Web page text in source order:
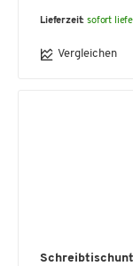
Lieferzeit: sofort
Vergleichen